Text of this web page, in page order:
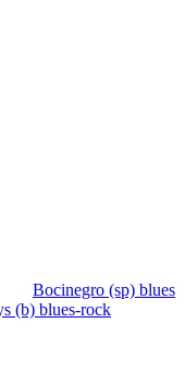
Bocinegro (sp) blues
(b) blues-rock